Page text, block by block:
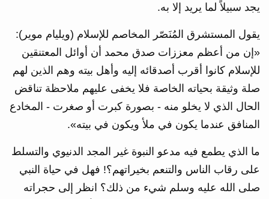
يجد سبيلاً لما يريد إلا به.
يقول المستشرق المُنَصّر المخاصم للإسلام (ويليام موير):
«إن من أعظم معززات صدق محمد أن أوائل المعتنقين
للإسلام كانوا أقرب أصدقائه إليه وأهل بيته وهم الذين لهم
صلة وثيقة بحياته الخاصة فلا يخفى عليهم ملاحظة تناقض
الحال الذي لا يخلو منه - بصورة كبرت أو صغرت - المخادع
المنافق عندما يكون في ملأ ويكون في بيته».
ما الذي يطمع فيه مدعو النبوة غير المجد الدنيوي والتسلط
على رقاب الناس والتنعم بخيراتهم؟! فهل في حياة النبي
صلى الله عليه وسلم شيء من ذلك؟ انظر إلى حجراته